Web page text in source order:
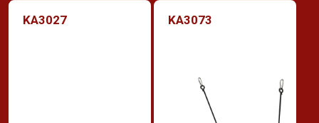
KA3027 KA3073